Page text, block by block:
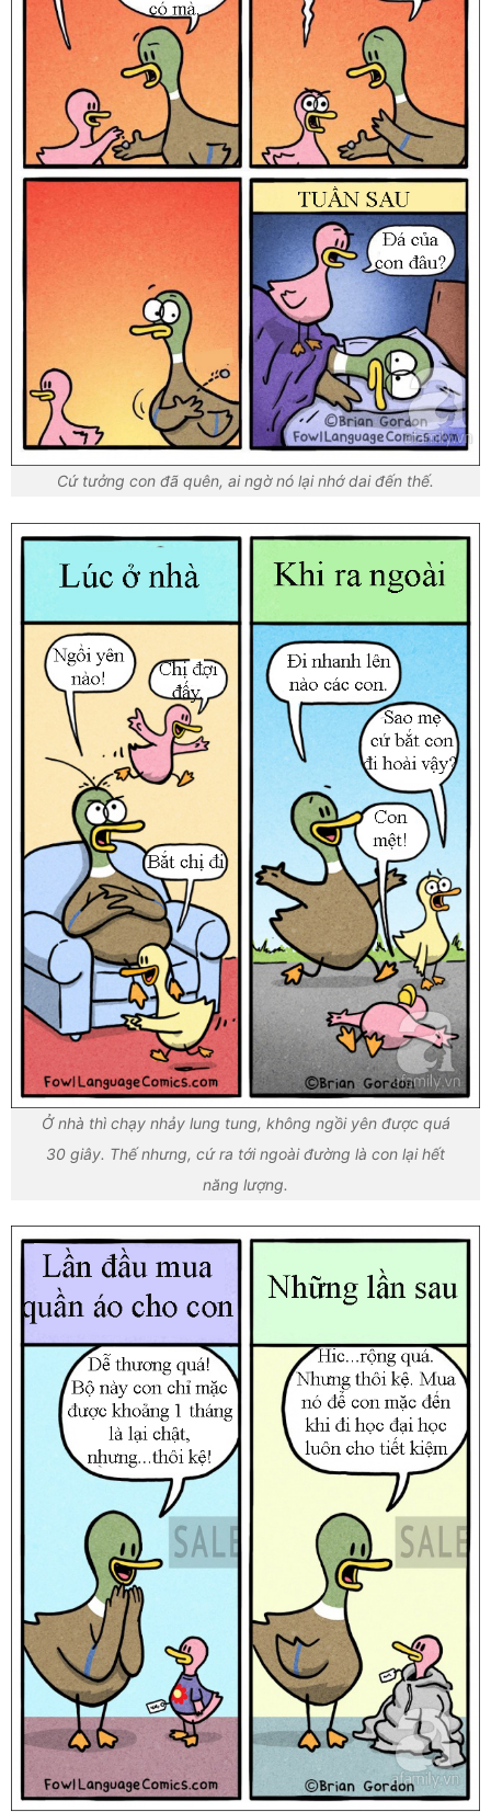
Cứ tưởng con đã quên, ai ngờ nó lại nhớ dai đến thế.
Ở nhà thì chạy nhảy lung tung, không ngồi yên được quá
30 giây. Thế nhưng, cứ ra tới ngoài đường là con lại hết
năng lượng.